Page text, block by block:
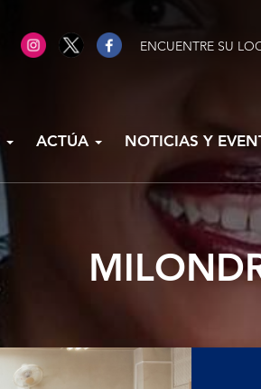
ENCUENTRE SU
ACTÚA NOTICIAS Y